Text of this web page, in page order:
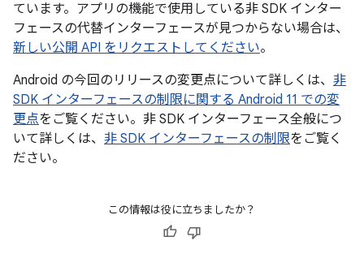
ています。アプリの機能で使用している非 SDK インター
フェースの代替インターフェースが見つからない場合は、
新しい公開 API をリクエストしてください。
Android の今回のリリースの変更点について詳しくは、 非
SDK インターフェースの制限に関する Android 11 での変
更点をご覧ください。非 SDK インターフェース全般につ
いて詳しくは、 非 SDK インターフェースの制限をご覧く
ださい。
この情報は役に立ちましたか？